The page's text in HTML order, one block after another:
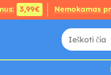
3,99€ Nemokamas